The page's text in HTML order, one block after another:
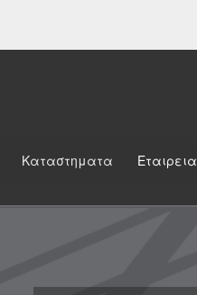
Καταστηματα Εταιρεια